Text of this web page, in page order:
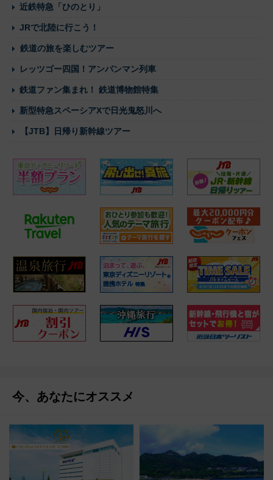
近鉄特急「ひのとり」
JRで北陸に行こう！
鉄道の旅を楽しむツアー
レッツゴー四国！アンパンマン列車
鉄道ファン集まれ！ 鉄道博物館特集
新型特急スペーシアXで日光鬼怒川へ
【JTB】日帰り新幹線ツアー
今、あなたにオススメ